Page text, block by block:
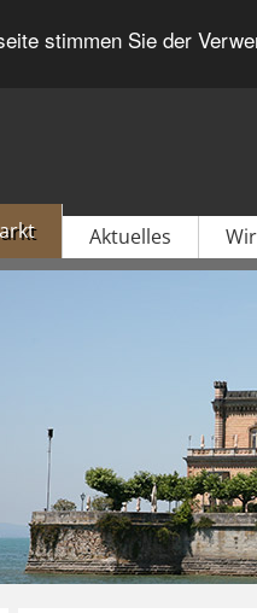
stimmen Sie der
Aktuelles